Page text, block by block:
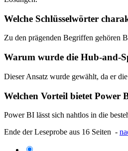
Welche Schlüsselwörter
Zu den prägenden Begriffen gehören
Warum wurde die Hub-and-
Dieser Ansatz wurde gewählt, da er
Welchen Vorteil bietet Power
Power BI lässt sich nahtlos in die
Ende der Leseprobe aus 16 Seiten -